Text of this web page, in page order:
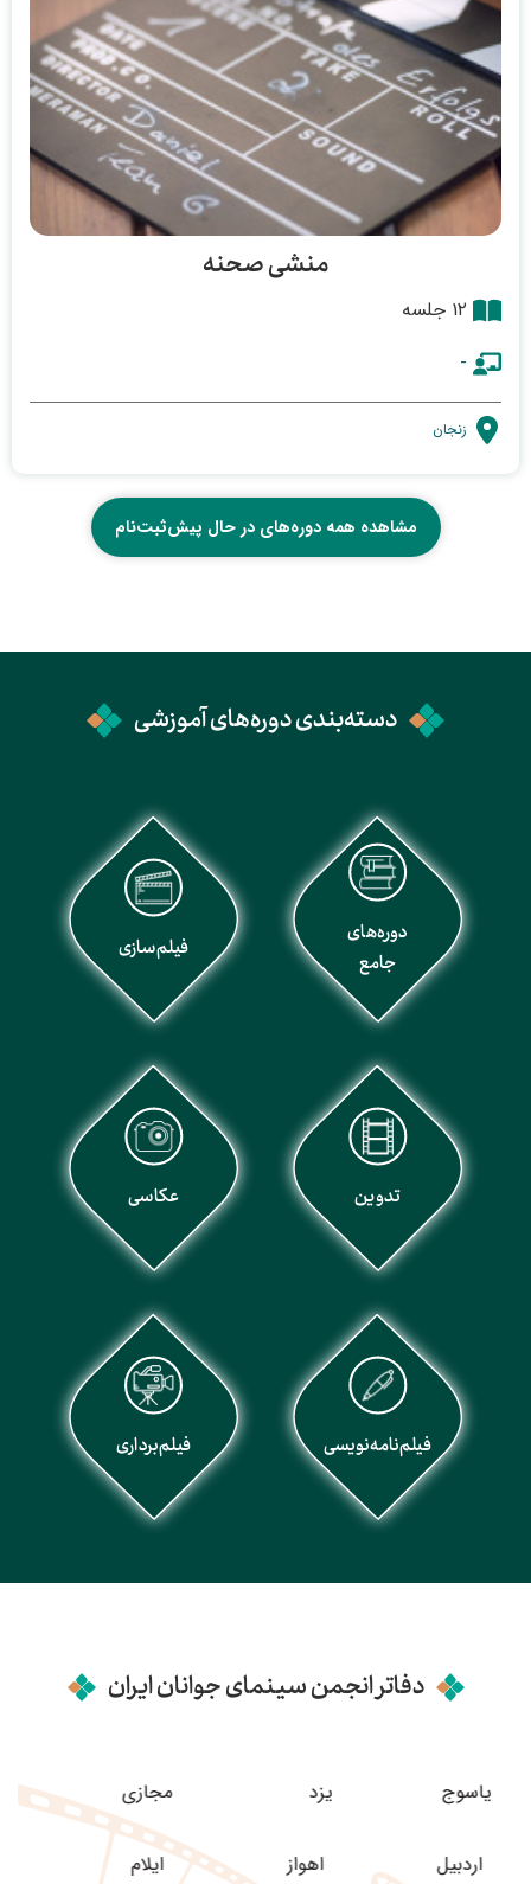
منشی صحنه
۱۲ جلسه
-
زنجان
مشاهده همه دوره‌های در حال پیش‌ثبت‌نام
دسته‌بندی دوره‌های آموزشی
دوره‌های
جامع
فیلم‌سازی
تدوین عکاسی
فیلم‌نامه‌نویسی فیلم‌برداری
دفاتر انجمن سینمای جوانان ایران
مجازی
اهواز ایلام